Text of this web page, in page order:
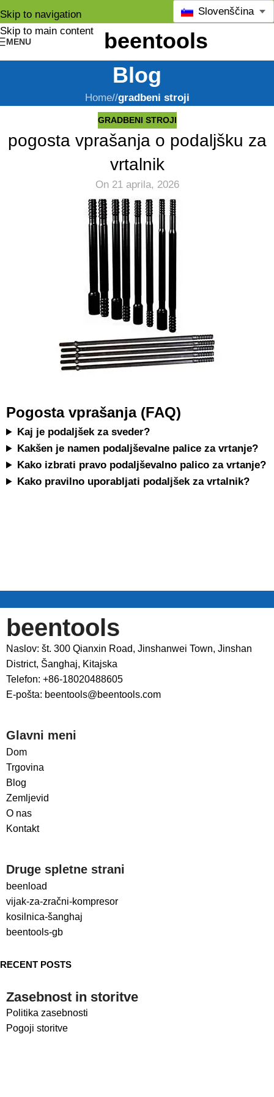
Skip to navigation
Skip to main content
MENU
Slovenščina
Blog
Home/ gradbeni stroji
GRADBENI STROJI
pogosta vprašanja o podaljšku za
vrtalnik
On 21 aprila, 2026
Pogosta vprašanja (FAQ)
Kaj je podaljšek za sveder?
Kakšen je namen podaljševalne palice za vrtanje?
Kako izbrati pravo podaljševalno palico za vrtanje?
Kako pravilno uporabljati podaljšek za vrtalnik?
beentools
Naslov: št. 300 Qianxin Road, Jinshanwei Town, Jinshan
District, Šanghaj, Kitajska
Telefon: +86-18020488605
E-pošta: beentools@beentools.com
Glavni meni
Dom
Trgovina
Blog
Zemljevid
O nas
Kontakt
Druge spletne strani
beenload
vijak-za-zračni-kompresor
kosilnica-šanghaj
beentools-gb
RECENT POSTS
Zasebnost in storitve
Politika zasebnosti
Pogoji storitve